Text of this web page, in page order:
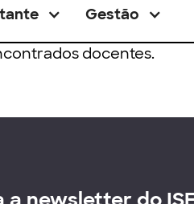
Gestão
docentes.